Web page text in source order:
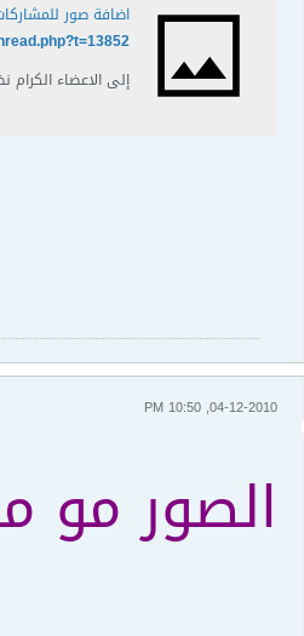
اضافة صور
إلى الاعضاء الكرام نظرا لزيادة الطلب على موضوع اضافة الصور في المشاركات من مواضيع و ردود
04-12-2010, 10:50 PM
الصور مو